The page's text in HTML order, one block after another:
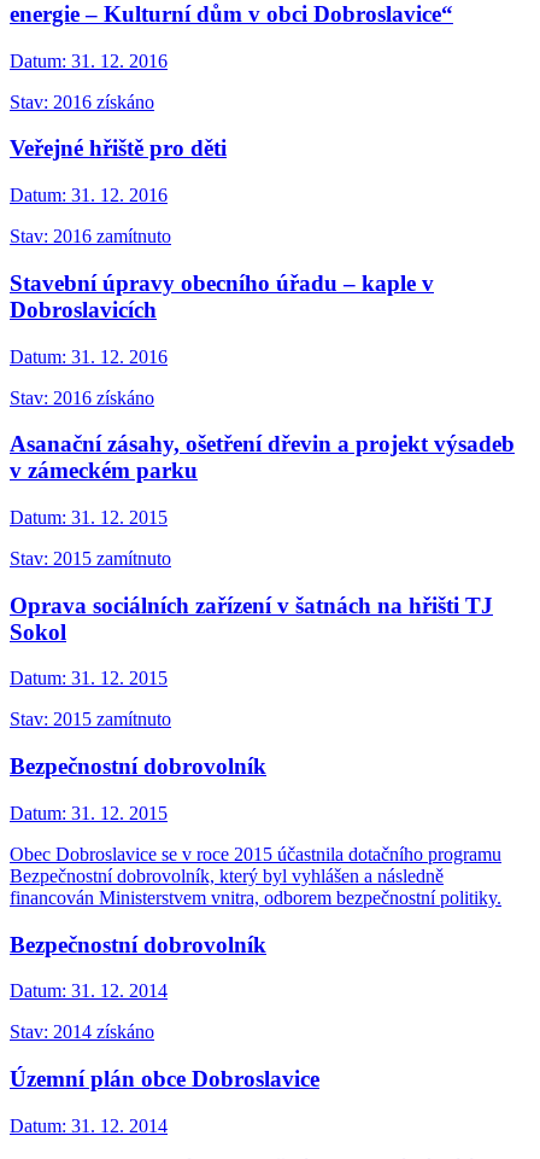
energie – Kulturní dům v obci Dobroslavice“
Datum: 31. 12. 2016
Stav: 2016 získáno
Veřejné hřiště pro děti
Datum: 31. 12. 2016
Stav: 2016 zamítnuto
Stavební úpravy obecního úřadu – kaple v
Dobroslavicích
Datum: 31. 12. 2016
Stav: 2016 získáno
Asanační zásahy, ošetření dřevin a projekt výsadeb
v zámeckém parku
Datum: 31. 12. 2015
Stav: 2015 zamítnuto
Oprava sociálních zařízení v šatnách na hřišti TJ
Sokol
Datum: 31. 12. 2015
Stav: 2015 zamítnuto
Bezpečnostní dobrovolník
Datum: 31. 12. 2015
Obec Dobroslavice se v roce 2015 účastnila dotačního programu
Bezpečnostní dobrovolník, který byl vyhlášen a následně
financován Ministerstvem vnitra, odborem bezpečnostní politiky.
Bezpečnostní dobrovolník
Datum: 31. 12. 2014
Stav: 2014 získáno
Územní plán obce Dobroslavice
Datum: 31. 12. 2014